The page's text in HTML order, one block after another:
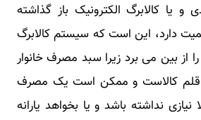
و یا کالابرگ الکترونیک باز گذاشته
دارد، این است که سیستم کالابرگ
از بین می برد زیرا سبد مصرف خانوار
کالاست و ممکن است یک مصرف
نداشته باشد و یا بخواهد یارانه